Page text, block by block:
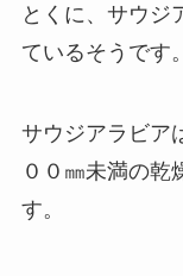
とくに、サウジ
ているそうです。
サウジアラビア
００㎜未満の乾
す。